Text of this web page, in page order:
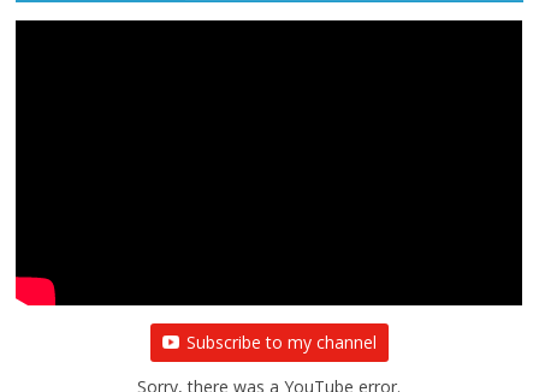
Subscribe to my channel
Sorry, there was a YouTube error.